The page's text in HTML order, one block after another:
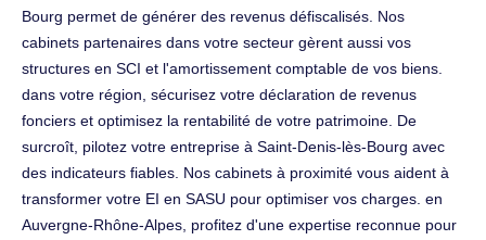
Bourg permet de générer des revenus défiscalisés. Nos
cabinets partenaires dans votre secteur gèrent aussi vos
structures en SCI et l'amortissement comptable de vos biens.
dans votre région, sécurisez votre déclaration de revenus
fonciers et optimisez la rentabilité de votre patrimoine. De
surcroît, pilotez votre entreprise à Saint-Denis-lès-Bourg avec
des indicateurs fiables. Nos cabinets à proximité vous aident à
transformer votre EI en SASU pour optimiser vos charges. en
Auvergne-Rhône-Alpes, profitez d'une expertise reconnue pour